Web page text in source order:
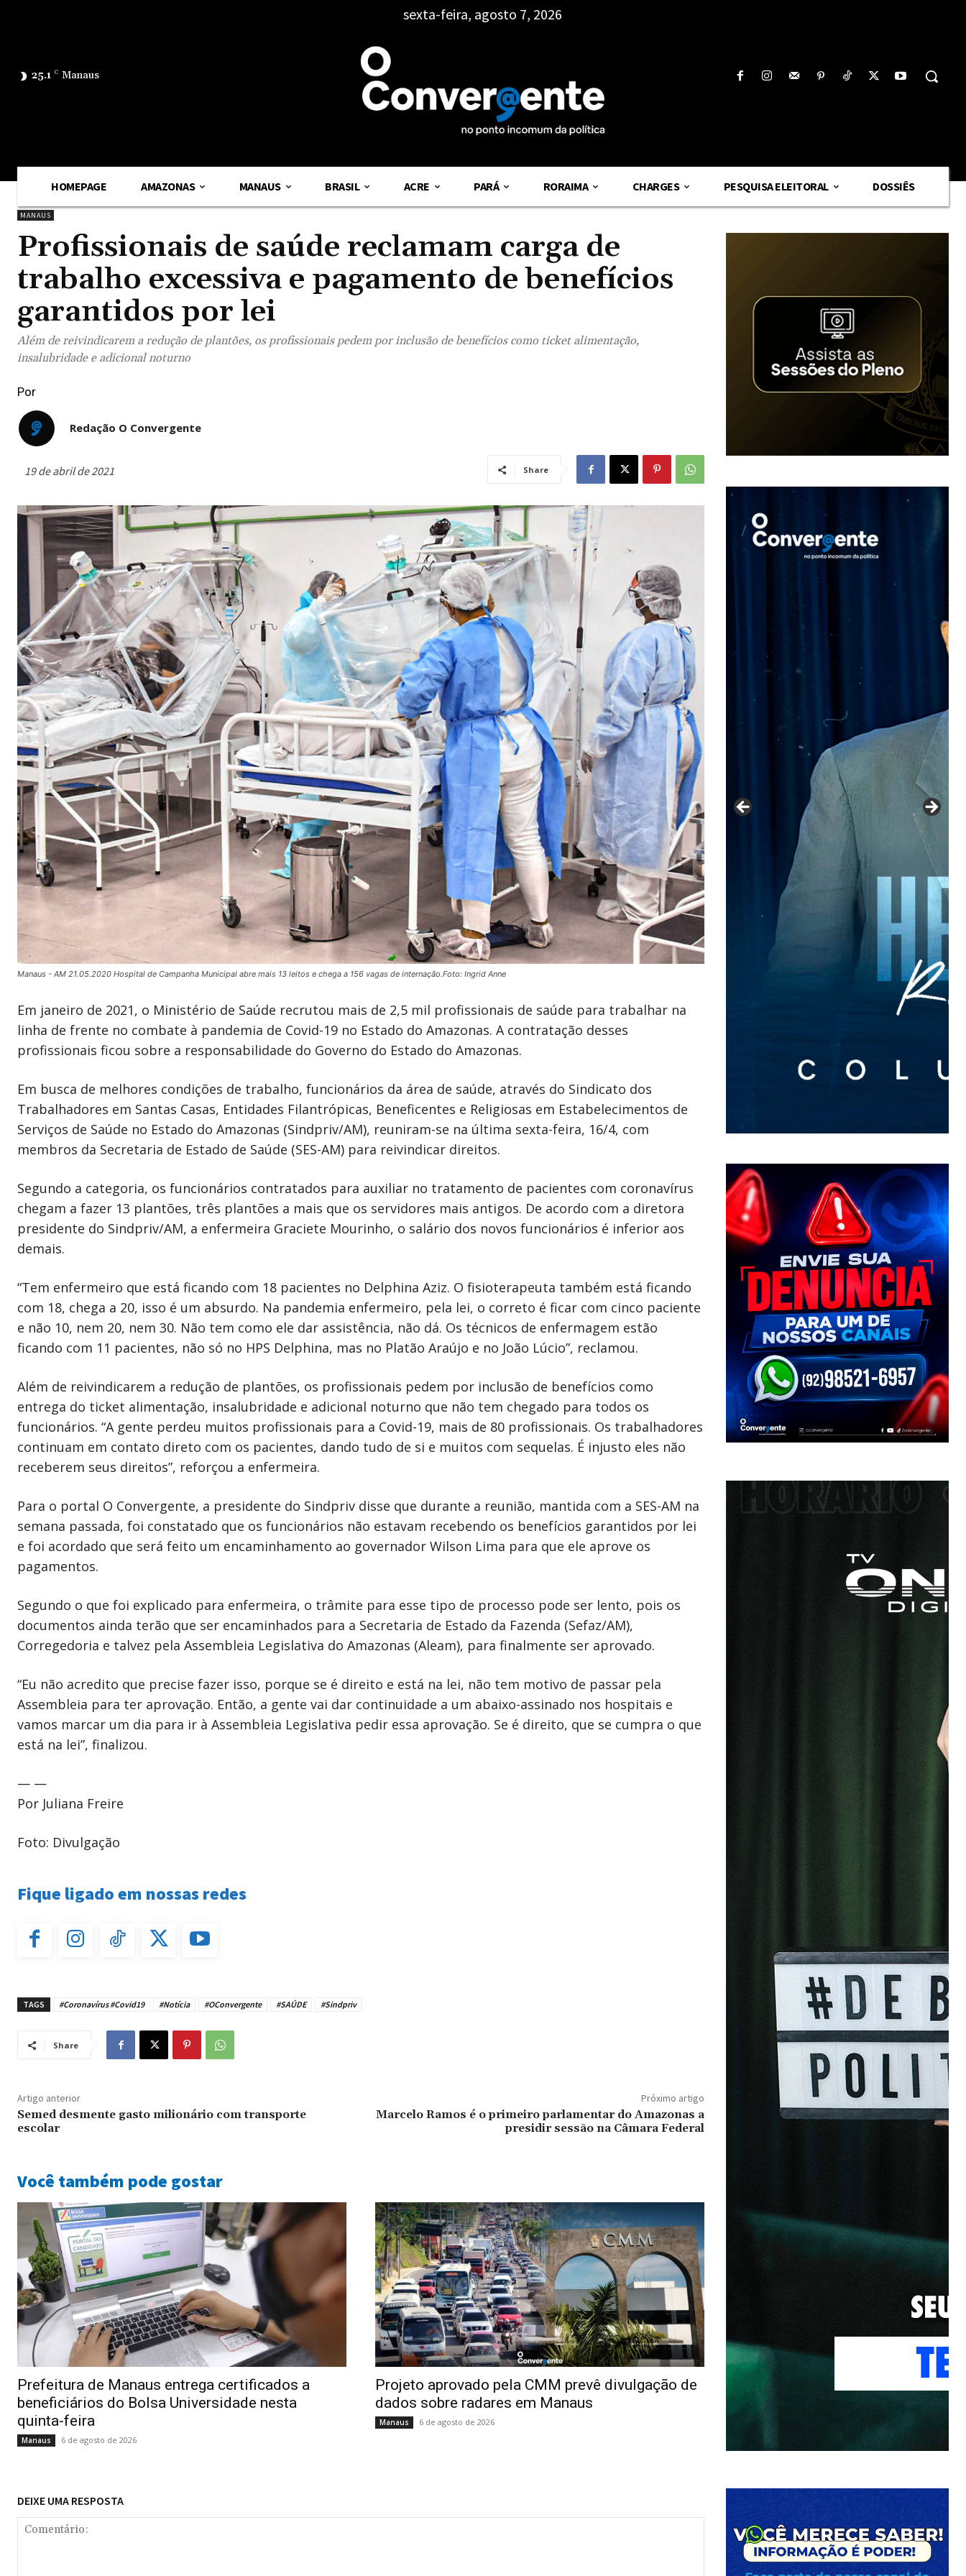
25.1 C Manaus
sexta-feira, agosto 7, 2026
HOMEPAGE AMAZONAS MANAUS BRASIL ACRE PARÁ RORAIMA CHARGES PESQUISA ELEITORAL DOSSIÊS
MANAUS
Profissionais de saúde reclamam carga de
trabalho excessiva e pagamento de benefícios
garantidos por lei
Além de reivindicarem a redução de plantões, os profissionais pedem por inclusão de benefícios como ticket alimentação,
insalubridade e adicional noturno
Por
Redação O Convergente
19 de abril de 2021 Share
Manaus - AM 21.05.2020 Hospital de Campanha Municipal abre mais 13 leitos e chega a 156 vagas de internação.Foto: Ingrid Anne
Em janeiro de 2021, o Ministério de Saúde recrutou mais de 2,5 mil profissionais de saúde para trabalhar na
linha de frente no combate à pandemia de Covid-19 no Estado do Amazonas. A contratação desses
profissionais ficou sobre a responsabilidade do Governo do Estado do Amazonas.
Em busca de melhores condições de trabalho, funcionários da área de saúde, através do Sindicato dos
Trabalhadores em Santas Casas, Entidades Filantrópicas, Beneficentes e Religiosas em Estabelecimentos de
Serviços de Saúde no Estado do Amazonas (Sindpriv/AM), reuniram-se na última sexta-feira, 16/4, com
membros da Secretaria de Estado de Saúde (SES-AM) para reivindicar direitos.
Segundo a categoria, os funcionários contratados para auxiliar no tratamento de pacientes com coronavírus
chegam a fazer 13 plantões, três plantões a mais que os servidores mais antigos. De acordo com a diretora
presidente do Sindpriv/AM, a enfermeira Graciete Mourinho, o salário dos novos funcionários é inferior aos
demais.
“Tem enfermeiro que está ficando com 18 pacientes no Delphina Aziz. O fisioterapeuta também está ficando
com 18, chega a 20, isso é um absurdo. Na pandemia enfermeiro, pela lei, o correto é ficar com cinco paciente
e não 10, nem 20, nem 30. Não tem como ele dar assistência, não dá. Os técnicos de enfermagem estão
ficando com 11 pacientes, não só no HPS Delphina, mas no Platão Araújo e no João Lúcio”, reclamou.
Além de reivindicarem a redução de plantões, os profissionais pedem por inclusão de benefícios como
entrega do ticket alimentação, insalubridade e adicional noturno que não tem chegado para todos os
funcionários. “A gente perdeu muitos profissionais para a Covid-19, mais de 80 profissionais. Os trabalhadores
continuam em contato direto com os pacientes, dando tudo de si e muitos com sequelas. É injusto eles não
receberem seus direitos”, reforçou a enfermeira.
Para o portal O Convergente, a presidente do Sindpriv disse que durante a reunião, mantida com a SES-AM na
semana passada, foi constatado que os funcionários não estavam recebendo os benefícios garantidos por lei
e foi acordado que será feito um encaminhamento ao governador Wilson Lima para que ele aprove os
pagamentos.
Segundo o que foi explicado para enfermeira, o trâmite para esse tipo de processo pode ser lento, pois os
documentos ainda terão que ser encaminhados para a Secretaria de Estado da Fazenda (Sefaz/AM),
Corregedoria e talvez pela Assembleia Legislativa do Amazonas (Aleam), para finalmente ser aprovado.
“Eu não acredito que precise fazer isso, porque se é direito e está na lei, não tem motivo de passar pela
Assembleia para ter aprovação. Então, a gente vai dar continuidade a um abaixo-assinado nos hospitais e
vamos marcar um dia para ir à Assembleia Legislativa pedir essa aprovação. Se é direito, que se cumpra o que
está na lei”, finalizou.
— —
Por Juliana Freire
Foto: Divulgação
Fique ligado em nossas redes
TAGS #Coronavírus #Covid19 #Notícia #OConvergente #SAÚDE #Sindpriv
Share
Artigo anterior
Semed desmente gasto milionário com transporte
escolar
Próximo artigo
Marcelo Ramos é o primeiro parlamentar do Amazonas a
presidir sessão na Câmara Federal
Você também pode gostar
Prefeitura de Manaus entrega certificados a
beneficiários do Bolsa Universidade nesta
quinta-feira
Manaus 6 de agosto de 2026
Projeto aprovado pela CMM prevê divulgação de
dados sobre radares em Manaus
Manaus 6 de agosto de 2026
DEIXE UMA RESPOSTA